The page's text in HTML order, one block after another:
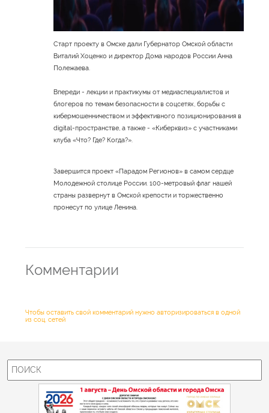
Старт проекту в Омске дали Губернатор Омской области
Виталий Хоценко и директор Дома народов России Анна
Полежаева.
Впереди - лекции и практикумы от медиаспециалистов и
блогеров по темам безопасности в соцсетях, борьбы с
кибермошенничеством и эффективного позиционирования в
digital-пространстве, а также - «Киберквиз» с участниками
клуба «Что? Где? Когда?».
Завершится проект «Парадом Регионов» в самом сердце
Молодежной столице России. 100-метровый флаг нашей
страны развернут в Омской крепости и торжественно
пронесут по улице Ленина.
Комментарии
Чтобы оставить свой комментарий нужно авторизироваться в одной
из соц. сетей